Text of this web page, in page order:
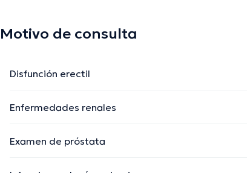
Motivo de consulta
Disfunción erectil
Enfermedades renales
Examen de próstata